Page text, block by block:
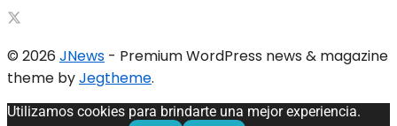
© 2026 JNews - Premium WordPress news & magazine
theme byJegtheme.
Utilizamos cookies para brindarte una mejor experiencia.